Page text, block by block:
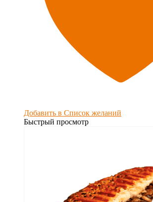
Добавить в Список желаний
Быстрый просмотр